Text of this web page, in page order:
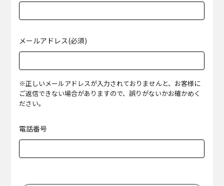
メールアドレス(必須)
※正しいメールアドレスが入力されておりませんと、お客様に
ご返信できない場合がありますので、誤りがないかお確かめく
ださい。
電話番号